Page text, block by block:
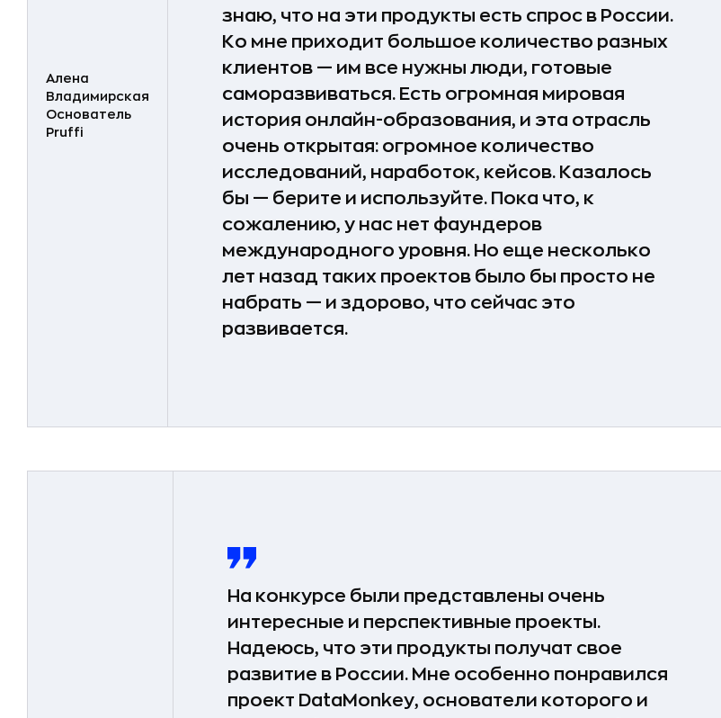
Алена
Владимирская
Основатель
Pruffi
знаю, что на эти продукты есть спрос в России.
Ко мне приходит большое количество разных
клиентов — им все нужны люди, готовые
саморазвиваться. Есть огромная мировая
история онлайн-образования, и эта отрасль
очень открытая: огромное количество
исследований, наработок, кейсов. Казалось
бы — берите и используйте. Пока что, к
сожалению, у нас нет фаундеров
международного уровня. Но еще несколько
лет назад таких проектов было бы просто не
набрать — и здорово, что сейчас это
развивается.
На конкурсе были представлены очень
интересные и перспективные проекты.
Надеюсь, что эти продукты получат свое
развитие в России. Мне особенно понравился
проект DataMonkey, основатели которого и